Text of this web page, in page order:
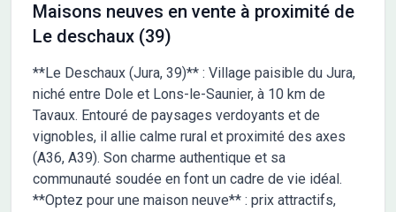
Maisons neuves en vente à proximité de
Le deschaux (39)
**Le Deschaux (Jura, 39)** : Village paisible du Jura,
niché entre Dole et Lons-le-Saunier, à 10 km de
Tavaux. Entouré de paysages verdoyants et de
vignobles, il allie calme rural et proximité des axes
(A36, A39). Son charme authentique et sa
communauté soudée en font un cadre de vie idéal.
**Optez pour une maison neuve** : prix attractifs,